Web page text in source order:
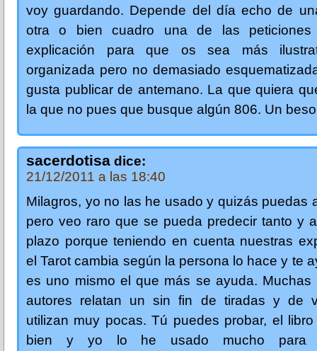
voy guardando. Depende del día echo de
otra o bien cuadro una de las
explicación para que os sea más
organizada pero no demasiado
gusta publicar de antemano. La que quiera
la que no pues que busque algún 806. Un
sacerdotisa dice:
21/12/2011 a las 18:40
Milagros, yo no las he usado y quizás puedas
pero veo raro que se pueda predecir tanto y
plazo porque teniendo en cuenta nuestras
el Tarot cambia según la persona lo hace y te
es uno mismo el que más se ayuda. Muchas
autores relatan un sin fin de tiradas y de
utilizan muy pocas. Tú puedes probar, el
bien y yo lo he usado mucho para